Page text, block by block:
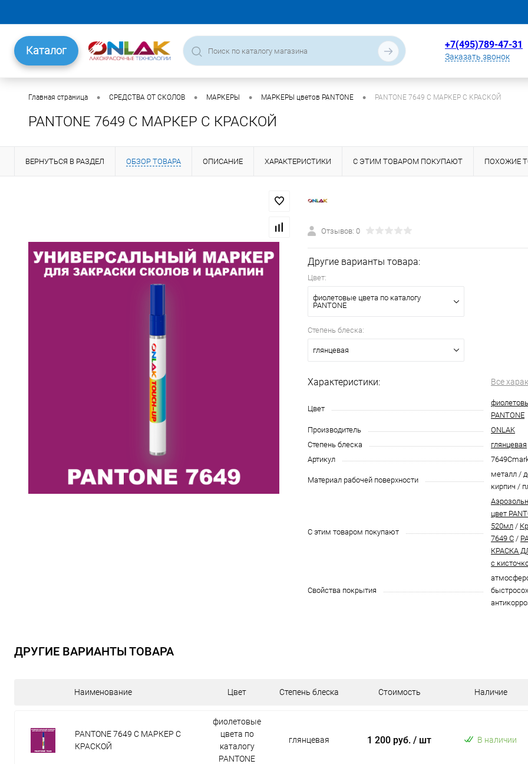
Каталог +7(495)789-47-31
Заказать звонок
Главная страница • СРЕДСТВА ОТ СКОЛОВ • МАРКЕРЫ • МАРКЕРЫ цветов PANTONE • PANTONE 7649 C МАРКЕР С КРАСКОЙ
PANTONE 7649 C МАРКЕР С КРАСКОЙ
ВЕРНУТЬСЯ В РАЗДЕЛ ОБЗОР ТОВАРА ОПИСАНИЕ ХАРАКТЕРИСТИКИ С ЭТИМ ТОВАРОМ ПОКУПАЮТ ПОХОЖИЕ
Отзывов: 0
Другие варианты товара:
Цвет:
фиолетовые цвета по каталогу
PANTONE
Степень блеска:
глянцевая
Характеристики: Все
Цвет
PANTONE
Производитель
ONLAK
Степень блеска
глянцевая
Артикул
Материал рабочей поверхности
металл /
кирпич /
С этим товаром покупают
цвет
520мл /
7649 C /
КРАСКА
с
Свойства покрытия
ДРУГИЕ ВАРИАНТЫ ТОВАРА
Наименование Цвет Степень блеска Стоимость Наличие
PANTONE 7649 C МАРКЕР С
КРАСКОЙ
фиолетовые
цвета по
каталогу
PANTONE
глянцевая 1 200 руб. / шт В наличии